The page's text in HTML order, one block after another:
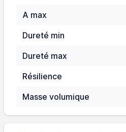
A max
Dureté min
Dureté max
Résilience
Masse volumique